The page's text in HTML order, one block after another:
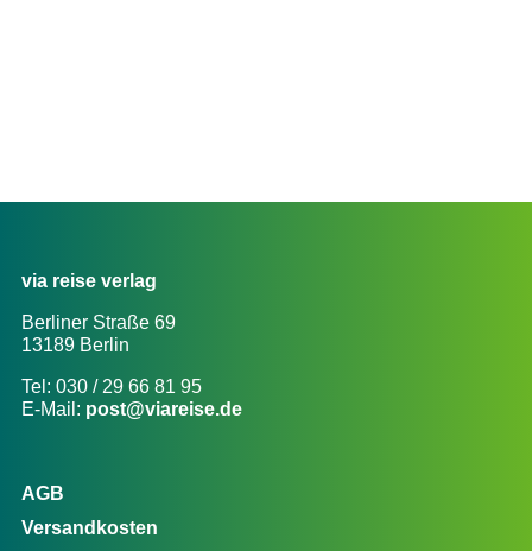
via reise verlag
Berliner Straße 69
13189 Berlin
Tel: 030 / 29 66 81 95
E-Mail: post@viareise.de
AGB
Versandkosten